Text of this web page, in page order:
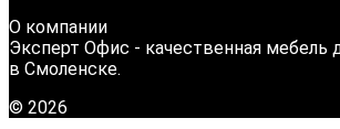
О компании
Эксперт Офис - качественная мебель
в Смоленске.
© 2026